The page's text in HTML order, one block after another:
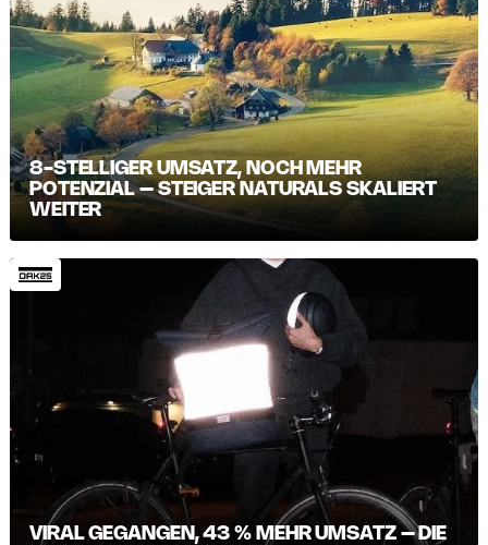
8-STELLIGER UMSATZ, NOCH MEHR
POTENZIAL – STEIGER NATURALS SKALIERT
WEITER
VIRAL GEGANGEN, 43 % MEHR UMSATZ – DIE